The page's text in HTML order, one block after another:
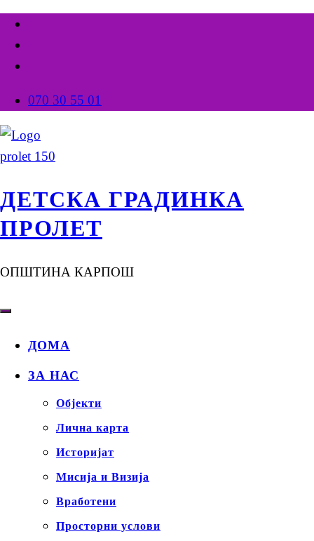
070 30 55 01
ДЕТСКА ГРАДИНКА
ПРОЛЕТ
ОПШТИНА КАРПОШ
ДОМА
ЗА НАС
Објекти
Лична карта
Историјат
Мисија и Визија
Вработени
Просторни услови